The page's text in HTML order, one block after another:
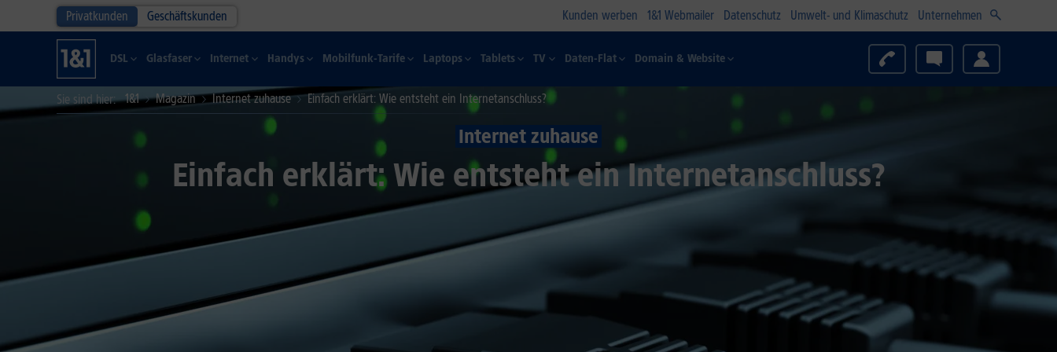
Privatkunden Geschäftskunden Kunden werben 1&1 Webmailer Datenschutz Umwelt- und Klimaschutz Unternehmen
DSL Glasfaser Internet Handys Mobilfunk-Tarife Laptops Tablets TV Daten-Flat Domain & Website
Sie sind hier 1&1 Magazin Internet zuhause Einfach erklärt: Wie entsteht ein Internetanschluss?
Internet zuhause
Einfach erklärt: Wie entsteht ein Internetanschluss?